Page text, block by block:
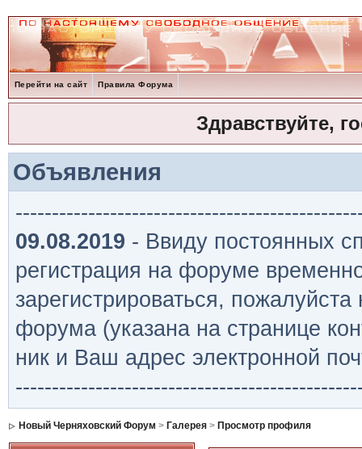
Перейти на сайт Правила Форума
Здравствуйте,
Объявления
09.08.2019 - Ввиду постоянных
регистрация на форуме
зарегистрироваться,
форума (указана на странице
ник и Ваш адрес электронной
Новый Черняховский Форум > Галерея> Просмотр профиля